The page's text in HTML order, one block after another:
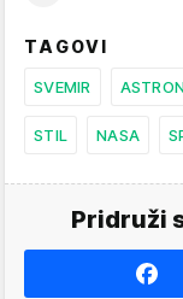
TAGOVI
SVEMIR
STIL NASA
Pridruži